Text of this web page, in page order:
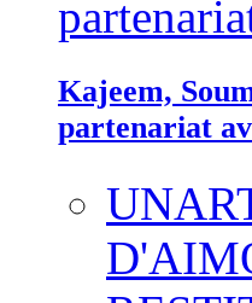
Kajeem,
partenariat